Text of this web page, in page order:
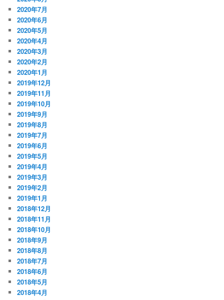
2020年7月
2020年6月
2020年5月
2020年4月
2020年3月
2020年2月
2020年1月
2019年12月
2019年11月
2019年10月
2019年9月
2019年8月
2019年7月
2019年6月
2019年5月
2019年4月
2019年3月
2019年2月
2019年1月
2018年12月
2018年11月
2018年10月
2018年9月
2018年8月
2018年7月
2018年6月
2018年5月
2018年4月